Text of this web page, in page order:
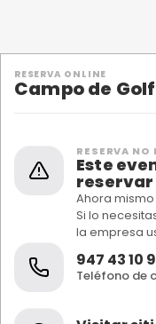
RESERVA ONLINE
Campo de
RESERVA
Este
reservar
Ahora
Si lo
la empresa
947 43 10
Teléfono de